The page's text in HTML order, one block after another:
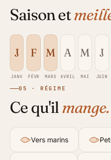
Saison et
J
JANV
F
FÉVR
M
MARS
A
AVRIL
M
MAI
J
JUIN
05 · RÉGIME
Ce qu'ilmange.
Vers marins